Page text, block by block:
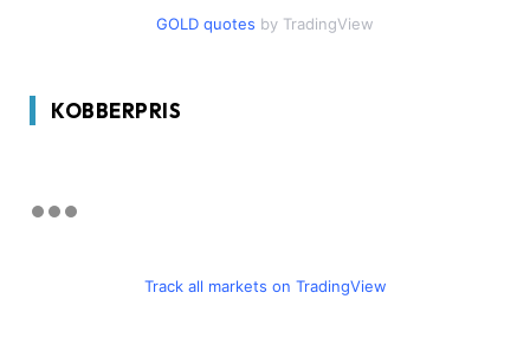
GOLD quotes by TradingView
KOBBERPRIS
Track all markets on TradingView